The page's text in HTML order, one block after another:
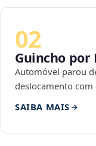
02
Guincho por
Automóvel parou
deslocamento com
SAIBA MAIS